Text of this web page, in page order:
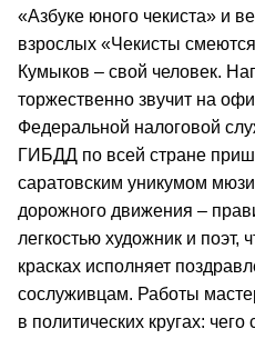
«Азбуке юного чекиста» и
взрослых «Чекисты
Кумыков – свой человек.
торжественно звучит на
Федеральной налоговой
ГИБДД по всей стране
саратовским уникумом
дорожного движения –
легкостью художник и поэт,
красках исполняет
сослуживцам. Работы
в политических кругах: